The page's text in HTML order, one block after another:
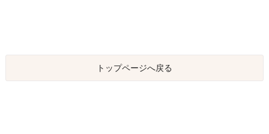
トップページへ戻る